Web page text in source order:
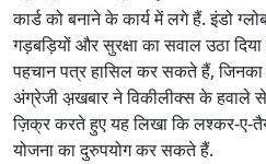
कार्ड को बनाने के कार्य में लगे हैं. इंडो
गड़बड़ियों और सुरक्षा का सवाल उठा
पहचान पत्र हासिल कर सकते हैं, जिनका
अंग्रेजी अ़खबार ने विकीलीक्स के हवाले
ज़िक्र करते हुए यह लिखा कि लश्कर-ए-
योजना का दुरुपयोग कर सकते हैं.